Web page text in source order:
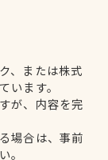
、または株式
います。
が、内容を完
場合は、事前
。